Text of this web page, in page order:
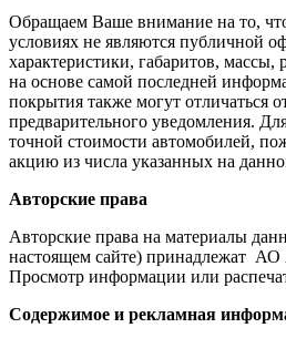
Обращаем Ваше внимание на то,
условиях не являются публичной
характеристики, габаритов, массы,
на основе самой последней
покрытия также могут отличаться
предварительного уведомления.
точной стоимости автомобилей,
акцию из числа указанных на
Авторские права
Авторские права на материалы
настоящем сайте) принадлежат
Просмотр информации или
Содержимое и рекламная